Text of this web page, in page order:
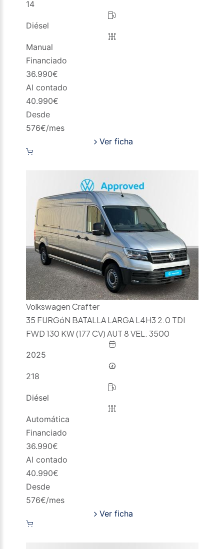
14
Diésel
Manual
Financiado
36.990€
Al contado
40.990€
Desde
576€/mes
Ver ficha
Volkswagen Crafter
35 FURGóN BATALLA LARGA L4H3 2.0 TDI
FWD 130 KW (177 CV) AUT 8 VEL. 3500
2025
218
Diésel
Automática
Financiado
36.990€
Al contado
40.990€
Desde
576€/mes
Ver ficha